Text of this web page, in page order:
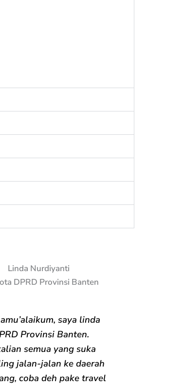
Linda Nurdiyanti
DPRD Provinsi Banten
saya linda
Provinsi Banten.
semua yang suka
jalan-jalan ke daerah
coba deh pake travel